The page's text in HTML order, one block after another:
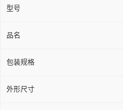
型号
品名
包装规格
外形尺寸